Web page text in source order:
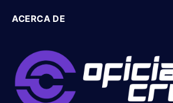
ACERCA DE